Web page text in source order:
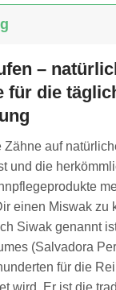
–
für die
Zähne auf
und die
einen Miswak zu
Siwak genannt
(Salvadora
für die